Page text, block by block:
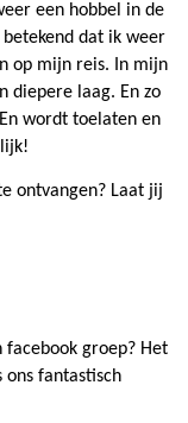
een hobbel in de
dat ik weer
op mijn reis. In mijn
diepere laag. En zo
wordt toelaten en
ontvangen? Laat jij
facebook groep? Het
ons fantastisch